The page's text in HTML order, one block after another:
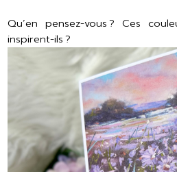
Qu’en pensez-vous ? Ces
inspirent-ils ?